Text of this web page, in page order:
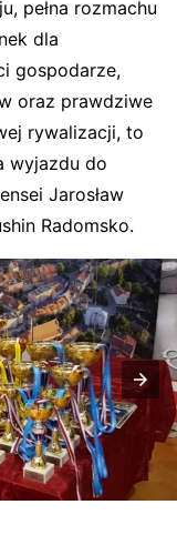
pełna rozmachu
dla
gospodarze,
oraz prawdziwe
rywalizacji, to
wyjazdu do
Jarosław
Radomsko.